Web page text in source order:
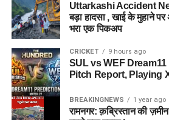
Uttarkashi Accident
बड़ा हादसा , खाई के मुहाने
भरा एक पिकअप
CRICKET 9 hours ago
SUL vs WEF
Pitch Report, Playing
BREAKINGNEWS 1 year ago
रामनगर: क़ब्रिस्तान की